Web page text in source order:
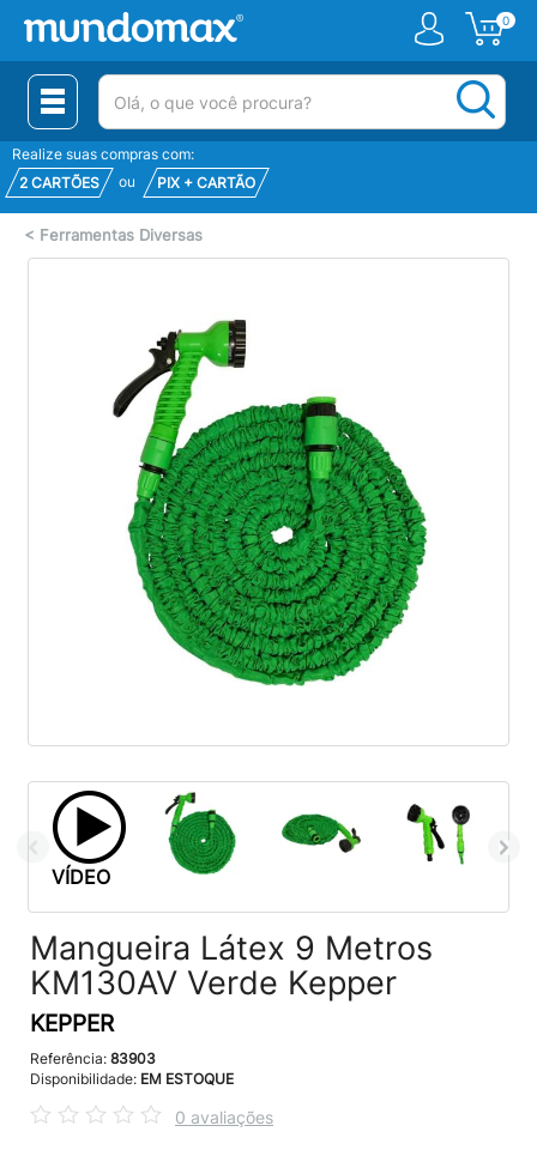
0
(pesquisar)
Realize suas compras com:
2 CARTÕES
ou PIX + CARTÃO
< Ferramentas Diversas
VÍDEO
Mangueira Látex 9 Metros
KM130AV Verde Kepper
KEPPER
Referência: 83903
Disponibilidade: EM ESTOQUE
0 avaliações